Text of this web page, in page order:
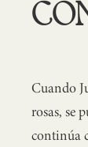
Cuando
rosas, se
continúa